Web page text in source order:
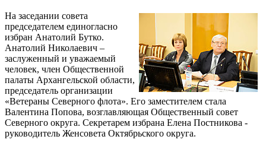
На заседании совета
председателем единогласно
избран Анатолий Бутко.
Анатолий Николаевич –
заслуженный и уважаемый
человек, член Общественной
палаты Архангельской области,
председатель организации
«Ветераны Северного флота». Его заместителем стала
Валентина Попова, возглавляющая Общественный совет
Северного округа. Секретарем избрана Елена Постникова -
руководитель Женсовета Октябрьского округа.